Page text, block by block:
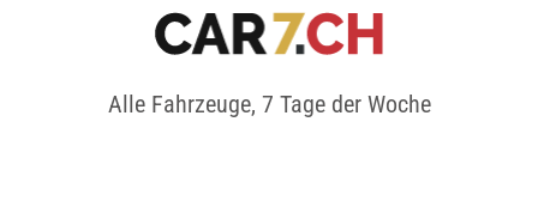
Alle Fahrzeuge, 7 Tage der Woche